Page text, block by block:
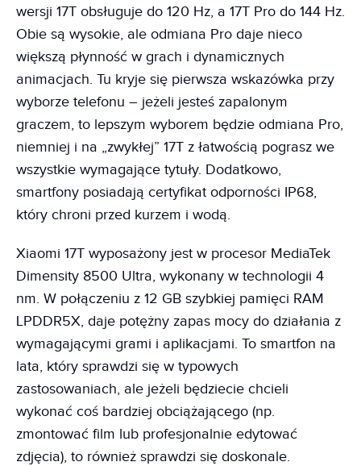
wersji 17T obsługuje do 120 Hz, a 17T Pro do 144 Hz.
Obie są wysokie, ale odmiana Pro daje nieco
większą płynność w grach i dynamicznych
animacjach. Tu kryje się pierwsza wskazówka przy
wyborze telefonu – jeżeli jesteś zapalonym
graczem, to lepszym wyborem będzie odmiana Pro,
niemniej i na „zwykłej” 17T z łatwością pograsz we
wszystkie wymagające tytuły. Dodatkowo,
smartfony posiadają certyfikat odporności IP68,
który chroni przed kurzem i wodą.
Xiaomi 17T wyposażony jest w procesor MediaTek
Dimensity 8500 Ultra, wykonany w technologii 4
nm. W połączeniu z 12 GB szybkiej pamięci RAM
LPDDR5X, daje potężny zapas mocy do działania z
wymagającymi grami i aplikacjami. To smartfon na
lata, który sprawdzi się w typowych
zastosowaniach, ale jeżeli będziecie chcieli
wykonać coś bardziej obciążającego (np.
zmontować film lub profesjonalnie edytować
zdjęcia), to również sprawdzi się doskonale.